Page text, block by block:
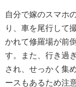
自分で嫁のスマホ
り、車を尾行して
かれて修羅場が前
す。また、行き過
され、せっかく集
ースもあるため注